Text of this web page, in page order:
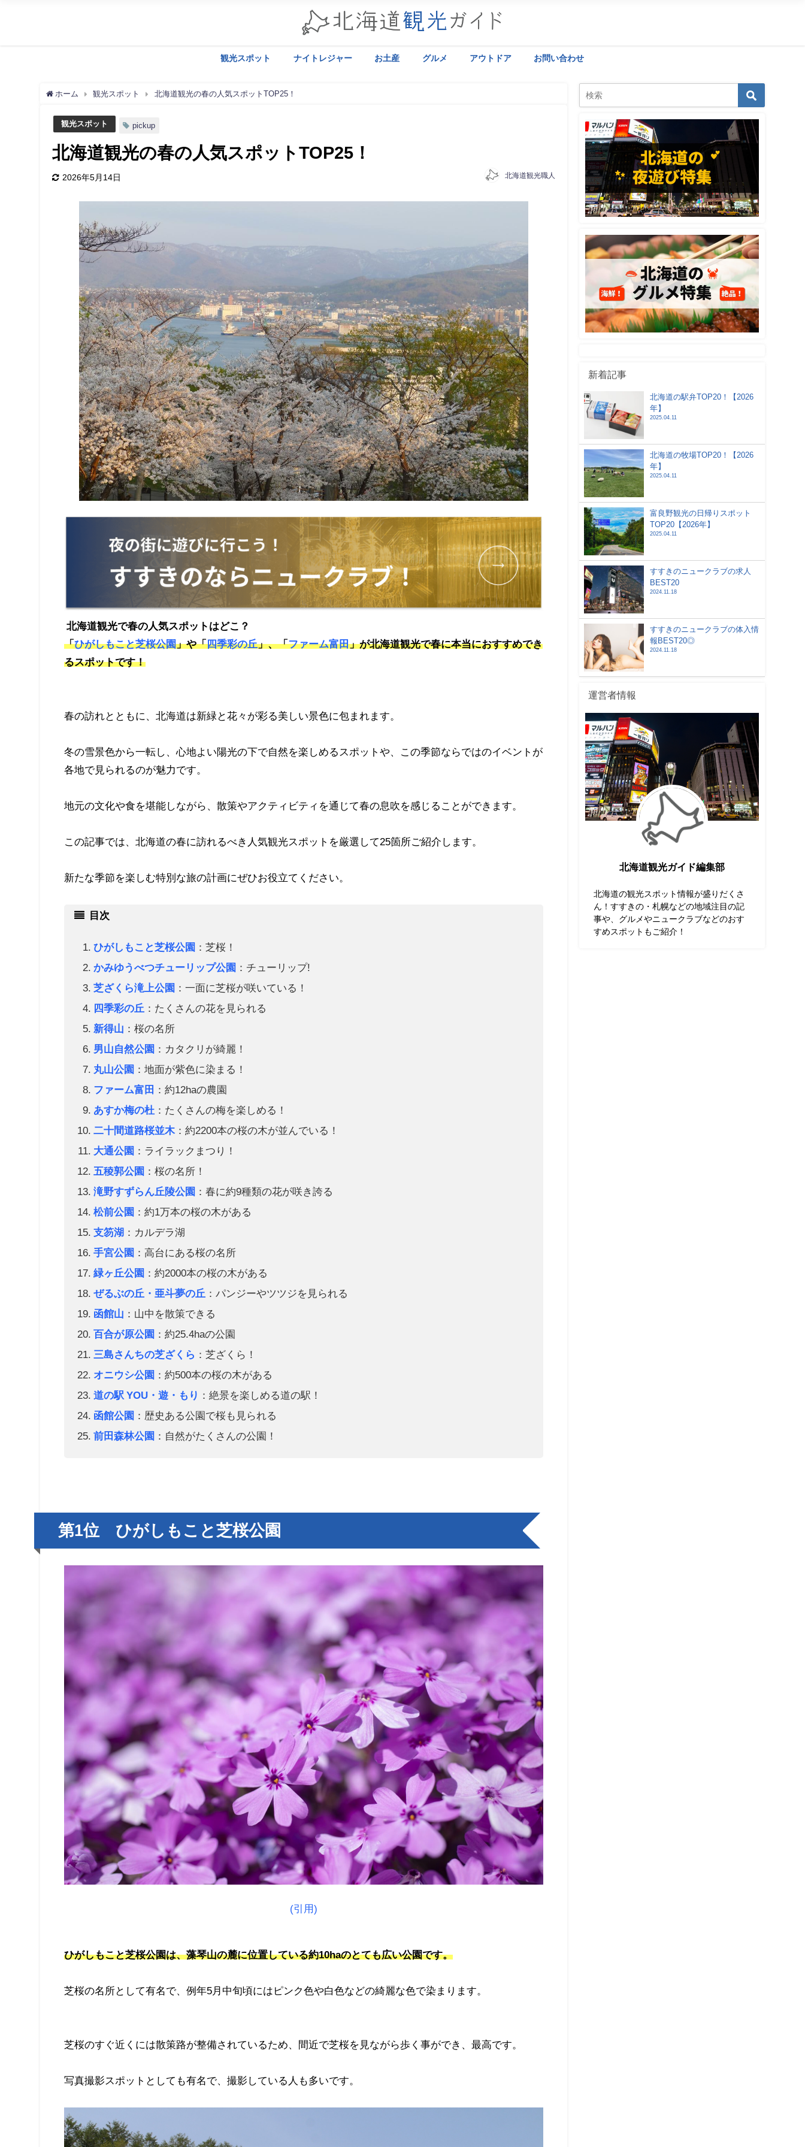
観光スポット ナイトレジャー お土産 グルメ アウトドア お問い合わせ
ホーム 観光スポット 北海道観光の春の人気スポットTOP25！
観光スポット pickup
北海道観光の春の人気スポットTOP25！
2026年5月14日 北海道観光職人
北海道観光で春の人気スポットはどこ？
「ひがしもこと芝桜公園」や「四季彩の丘」、「ファーム富田」が北海道観光で春に本当におすすめでき
るスポットです！
春の訪れとともに、北海道は新緑と花々が彩る美しい景色に包まれます。
冬の雪景色から一転し、心地よい陽光の下で自然を楽しめるスポットや、この季節ならではのイベントが
各地で見られるのが魅力です。
地元の文化や食を堪能しながら、散策やアクティビティを通じて春の息吹を感じることができます。
この記事では、北海道の春に訪れるべき人気観光スポットを厳選して25箇所ご紹介します。
新たな季節を楽しむ特別な旅の計画にぜひお役立てください。
目次
ひがしもこと芝桜公園 ：芝桜！
かみゆうべつチューリップ公園 ：チューリップ!
芝ざくら滝上公園 ：一面に芝桜が咲いている！
四季彩の丘 ：たくさんの花を見られる
新得山 ：桜の名所
男山自然公園 ：カタクリが綺麗！
丸山公園 ：地面が紫色に染まる！
ファーム富田
：約12haの農園
あすか梅の杜 ：たくさんの梅を楽しめる！
二十間道路桜並木 ：約2200本の桜の木が並んでいる！
大通公園 ：ライラックまつり！
五稜郭公園 ：桜の名所！
滝野すずらん丘陵公園 ：春に約9種類の花が咲き誇る
松前公園 ：約1万本の桜の木がある
支笏湖 ：カルデラ湖
手宮公園 ：高台にある桜の名所
緑ヶ丘公園 ：約2000本の桜の木がある
ぜるぶの丘・亜斗夢の丘 ：パンジーやツツジを見られる
函館山 ：山中を散策できる
百合が原公園 ：約25.4haの公園
三島さんちの芝ざくら ：芝ざくら！
オニウシ公園 ：約500本の桜の木がある
道の駅 YOU・遊・もり ：絶景を楽しめる道の駅！
函館公園 ：歴史ある公園で桜も見られる
前田森林公園 ：自然がたくさんの公園！
第1位 ひがしもこと芝桜公園
(引用)
ひがしもこと芝桜公園は、藻琴山の麓に位置している約10haのとても広い公園です。
芝桜の名所として有名で、例年5月中旬頃にはピンク色や白色などの綺麗な色で染まります。
芝桜のすぐ近くには散策路が整備されているため、間近で芝桜を見ながら歩く事ができ、最高です。
写真撮影スポットとしても有名で、撮影している人も多いです。
新着記事
北海道の駅弁TOP20！【2026
年】
2025.04.11
北海道の牧場TOP20！【2026
年】
2025.04.11
富良野観光の日帰りスポット
TOP20【2026年】
2025.04.11
すすきのニュークラブの求人
BEST20
2024.11.18
すすきのニュークラブの体入情
報BEST20◎
2024.11.18
運営者情報
北海道観光ガイド編集部
北海道の観光スポット情報が盛りだくさ
ん！すすきの・札幌などの地域注目の記
事や、グルメやニュークラブなどのおす
すめスポットもご紹介！